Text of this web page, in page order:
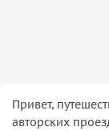
Привет,
авторских